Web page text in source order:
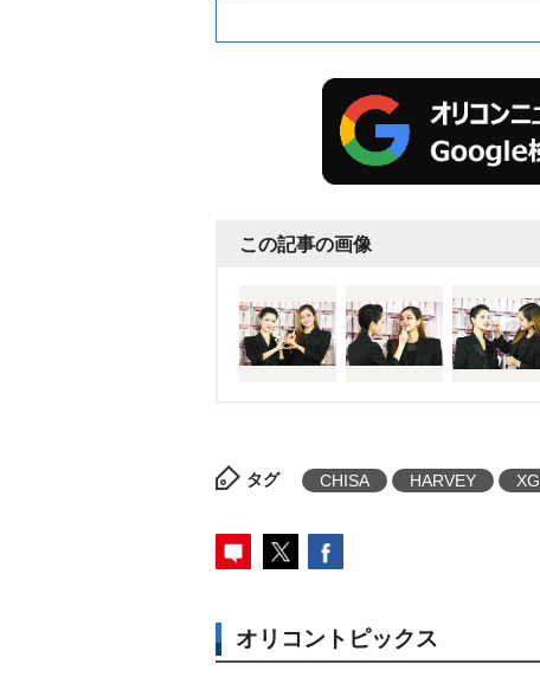
はなく、腕だったり足だったり
のままの自分を愛するために心
れ、CHISAは「ありのままの自
なようで難しい。自分自身に『
せてあげることも自分を愛する
す」といい、HARVEYは「自分
べてが自分にしか出せない味。
特別に感じられると思いますし
ン・ボーテよりあす3日から発売
ント。3日～5日まで東京・表参
この記事の画像
タグ CHISA HARVEY XG
オリコントピックス